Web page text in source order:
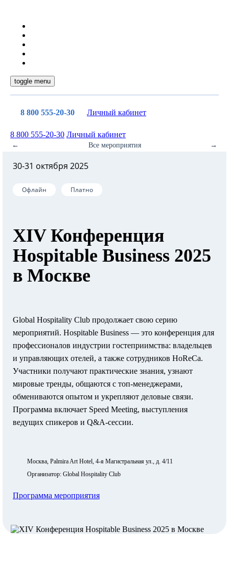
toggle menu
8 800 555-20-30 Личный кабинет
8 800 555-20-30 Личный кабинет
← Все мероприятия →
30-31 октября 2025
Офлайн Платно
XIV Конференция
Hospitable Business 2025
в Москве
Global Hospitality Club продолжает свою серию
мероприятий. Hospitable Business — это конференция для
профессионалов индустрии гостеприимства: владельцев
и управляющих отелей, а также сотрудников HoReCa.
Участники получают практические знания, узнают
мировые тренды, общаются с топ-менеджерами,
обмениваются опытом и укрепляют деловые связи.
Программа включает Speed Meeting, выступления
ведущих спикеров и Q&A-сессии.
Москва, Palmira Art Hotel, 4-я Магистральная ул., д. 4/11
Организатор: Global Hospitality Club
Программа мероприятия